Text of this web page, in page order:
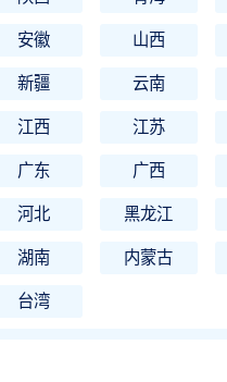
安徽 山西
新疆 云南
江西 江苏
广东 广西
河北 黑龙江
湖南 内蒙古
台湾